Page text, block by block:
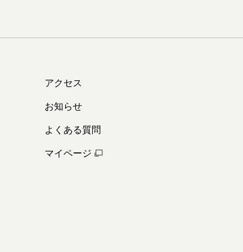
アクセス
お知らせ
よくある質問
マイページ